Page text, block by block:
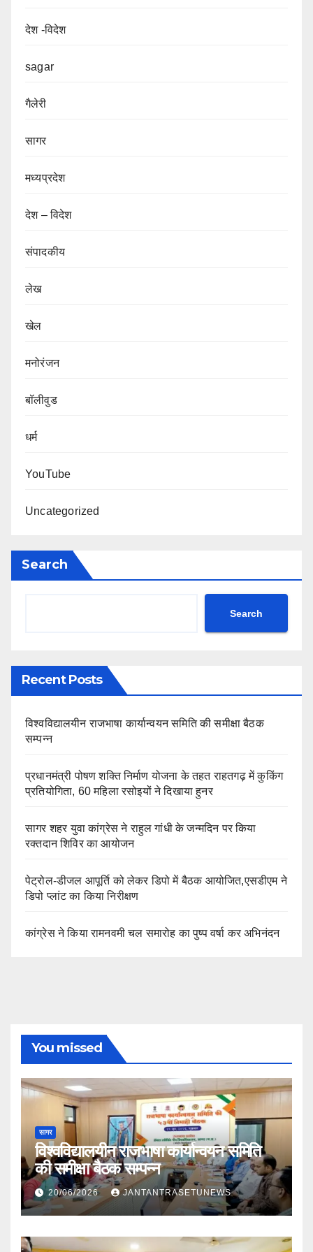
देश -विदेश
sagar
गैलेरी
सागर
मध्यप्रदेश
देश – विदेश
संपादकीय
लेख
खेल
मनोरंजन
बॉलीवुड
धर्म
YouTube
Uncategorized
Search
Search
Recent Posts
विश्वविद्यालयीन राजभाषा कार्यान्वयन समिति की समीक्षा बैठक
सम्पन्न
प्रधानमंत्री पोषण शक्ति निर्माण योजना के तहत राहतगढ़ में कुकिंग
प्रतियोगिता, 60 महिला रसोइयों ने दिखाया हुनर
सागर शहर युवा कांग्रेस ने राहुल गांधी के जन्मदिन पर किया
रक्तदान शिविर का आयोजन
पेट्रोल-डीजल आपूर्ति को लेकर डिपो में बैठक आयोजित,एसडीएम ने
डिपो प्लांट का किया निरीक्षण
कांग्रेस ने किया रामनवमी चल समारोह का पुष्प वर्षा कर अभिनंदन
You missed
सागर
विश्वविद्यालयीन राजभाषा कार्यान्वयन समिति
की समीक्षा बैठक सम्पन्न
20/06/2026 JANTANTRASETUNEWS